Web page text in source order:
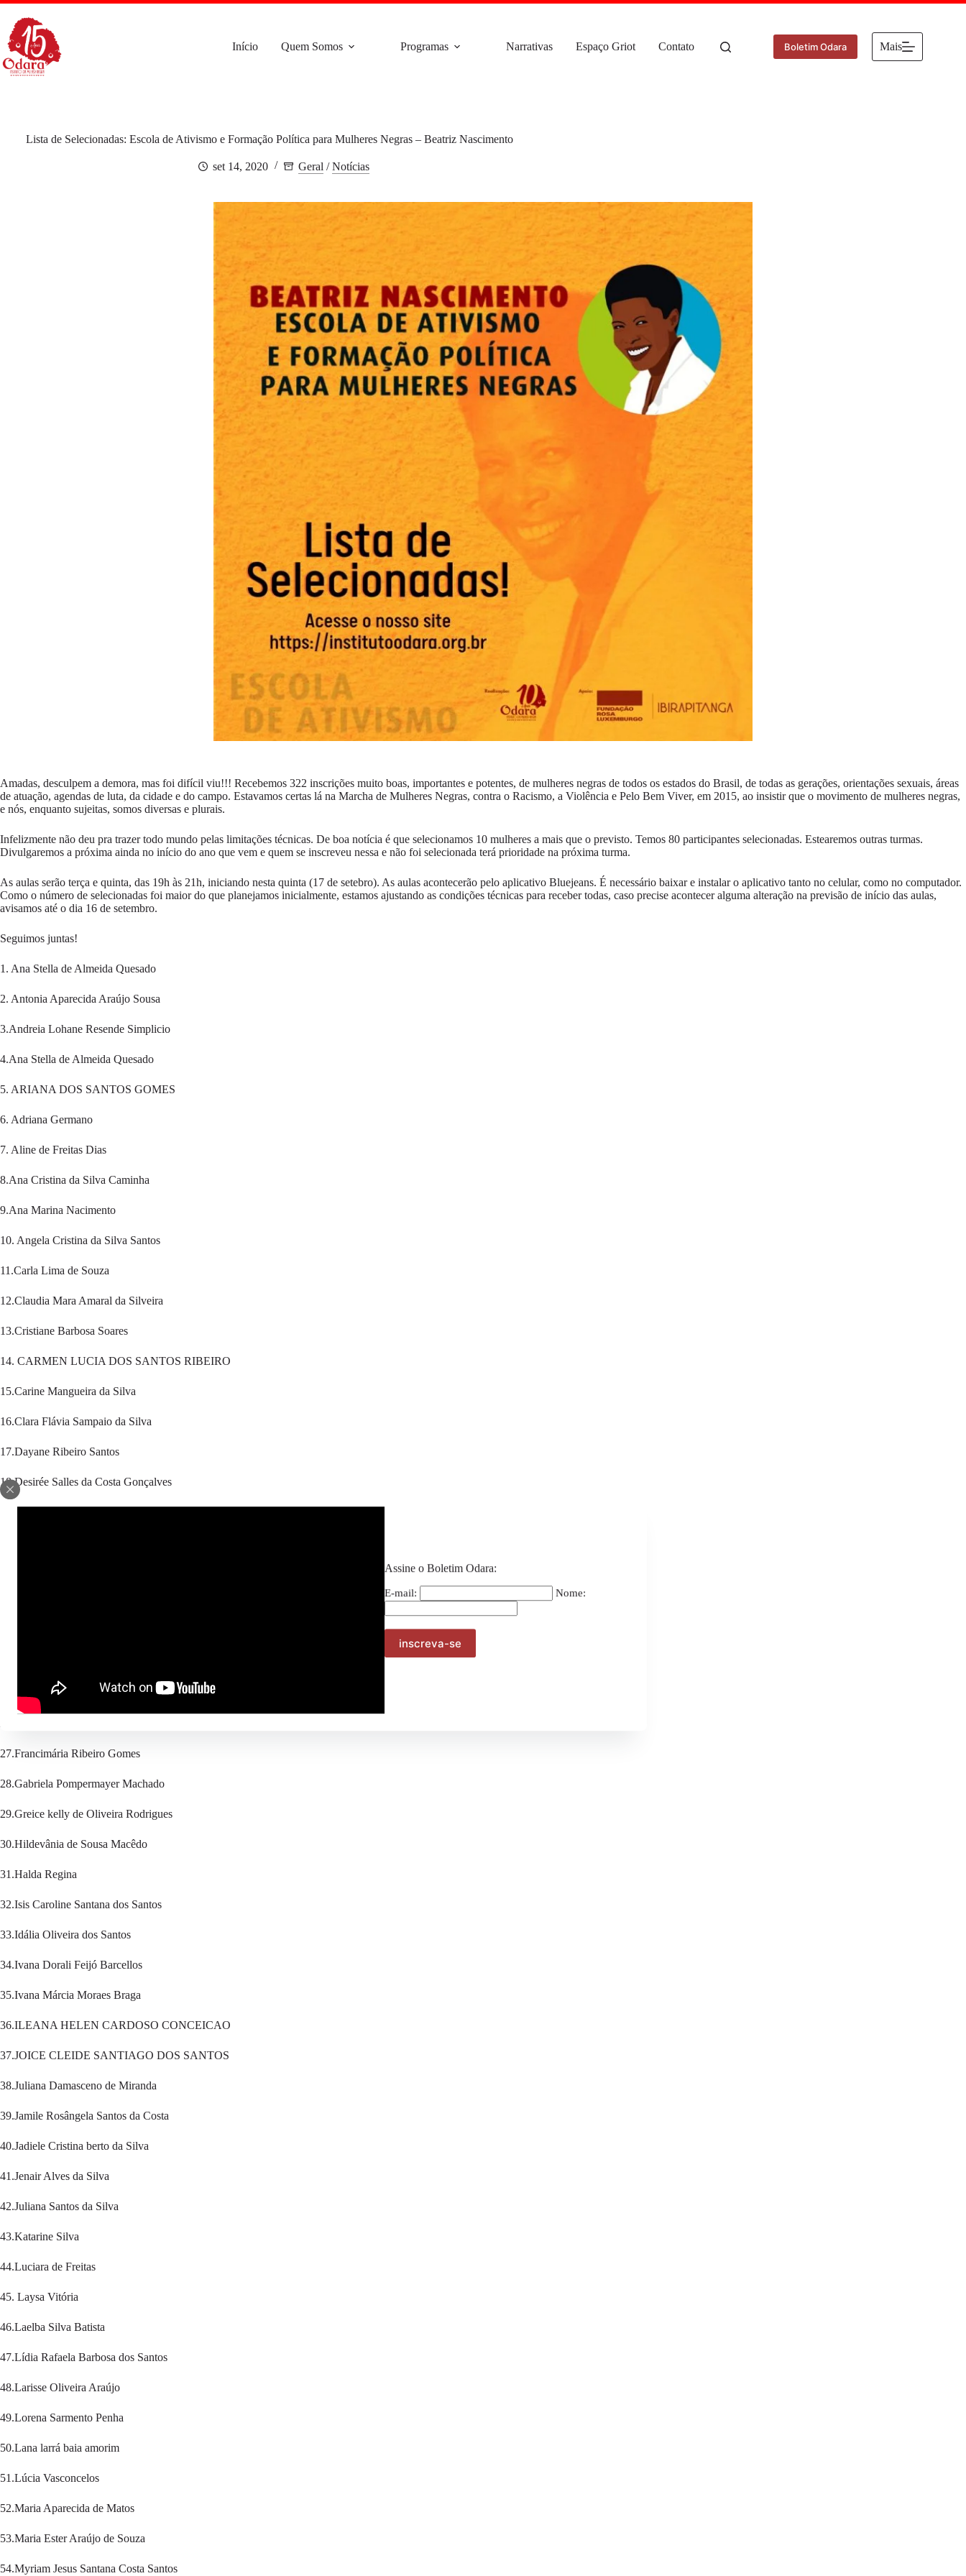
Pular
para
conteúdo
Assine o Boletim Odara:
E-mail: Nome:
Início Quem Somos Programas Narrativas Espaço Griot Contato Boletim Odara Mais
Lista de Selecionadas: Escola de Ativismo e Formação Política para Mulheres Negras – Beatriz Nascimento
set 14, 2020 Geral /Notícias
Amadas, desculpem a demora, mas foi difícil viu!!! Recebemos 322 inscrições muito boas, importantes e potentes, de mulheres negras de todos os estados do Brasil, de todas as gerações, orientações sexuais, áreas
de atuação, agendas de luta, da cidade e do campo. Estavamos certas lá na Marcha de Mulheres Negras, contra o Racismo, a Violência e Pelo Bem Viver, em 2015, ao insistir que o movimento de mulheres negras,
e nós, enquanto sujeitas, somos diversas e plurais.
Infelizmente não deu pra trazer todo mundo pelas limitações técnicas. De boa notícia é que selecionamos 10 mulheres a mais que o previsto. Temos 80 participantes selecionadas. Estearemos outras turmas.
Divulgaremos a próxima ainda no início do ano que vem e quem se inscreveu nessa e não foi selecionada terá prioridade na próxima turma.
As aulas serão terça e quinta, das 19h às 21h, iniciando nesta quinta (17 de setebro). As aulas acontecerão pelo aplicativo Bluejeans. É necessário baixar e instalar o aplicativo tanto no celular, como no computador.
Como o número de selecionadas foi maior do que planejamos inicialmente, estamos ajustando as condições técnicas para receber todas, caso precise acontecer alguma alteração na previsão de início das aulas,
avisamos até o dia 16 de setembro.
Seguimos juntas!
1. Ana Stella de Almeida Quesado
2. Antonia Aparecida Araújo Sousa
3.Andreia Lohane Resende Simplicio
4.Ana Stella de Almeida Quesado
5. ARIANA DOS SANTOS GOMES
6. Adriana Germano
7. Aline de Freitas Dias
8.Ana Cristina da Silva Caminha
9.Ana Marina Nacimento
10. Angela Cristina da Silva Santos
11.Carla Lima de Souza
12.Claudia Mara Amaral da Silveira
13.Cristiane Barbosa Soares
14. CARMEN LUCIA DOS SANTOS RIBEIRO
15.Carine Mangueira da Silva
16.Clara Flávia Sampaio da Silva
17.Dayane Ribeiro Santos
18.Desirée Salles da Costa Gonçalves
25.Fernanda da Hora Ferreira
27.Francimária Ribeiro Gomes
28.Gabriela Pompermayer Machado
29.Greice kelly de Oliveira Rodrigues
30.Hildevânia de Sousa Macêdo
31.Halda Regina
32.Isis Caroline Santana dos Santos
33.Idália Oliveira dos Santos
34.Ivana Dorali Feijó Barcellos
35.Ivana Márcia Moraes Braga
36.ILEANA HELEN CARDOSO CONCEICAO
37.JOICE CLEIDE SANTIAGO DOS SANTOS
38.Juliana Damasceno de Miranda
39.Jamile Rosângela Santos da Costa
40.Jadiele Cristina berto da Silva
41.Jenair Alves da Silva
42.Juliana Santos da Silva
43.Katarine Silva
44.Luciara de Freitas
45. Laysa Vitória
46.Laelba Silva Batista
47.Lídia Rafaela Barbosa dos Santos
48.Larisse Oliveira Araújo
49.Lorena Sarmento Penha
50.Lana larrá baia amorim
51.Lúcia Vasconcelos
52.Maria Aparecida de Matos
53.Maria Ester Araújo de Souza
54.Myriam Jesus Santana Costa Santos